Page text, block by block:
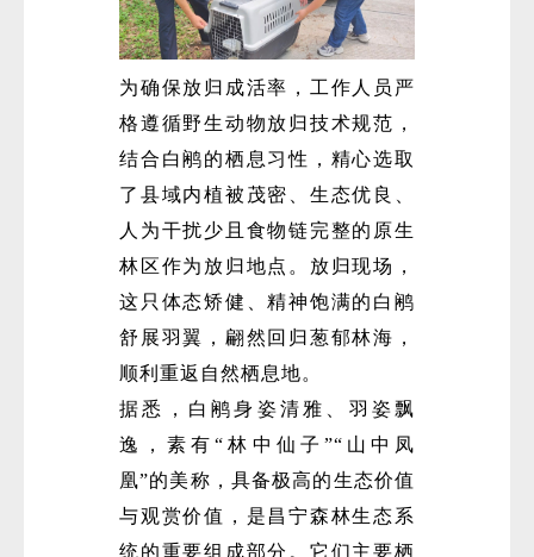
为确保放归成活率，工作人员严
格遵循野生动物放归技术规范，
结合白鹇的栖息习性，精心选取
了县域内植被茂密、生态优良、
人为干扰少且食物链完整的原生
林区作为放归地点。放归现场，
这只体态矫健、精神饱满的白鹇
舒展羽翼，翩然回归葱郁林海，
顺利重返自然栖息地。
据悉，白鹇身姿清雅、羽姿飘
逸，素有“林中仙子”“山中凤
凰”的美称，具备极高的生态价值
与观赏价值，是昌宁森林生态系
统的重要组成部分。它们主要栖